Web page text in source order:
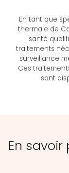
En tant que
thermale de
santé
traitements
surveillance
Ces
sont
En